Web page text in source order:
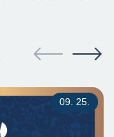
09. 25.